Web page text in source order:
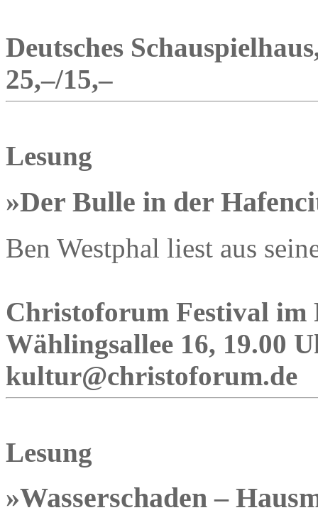
Deutsches
25,–/15,–
Lesung
»Der Bulle in der
Ben Westphal liest aus
Christoforum Festival im
Wählingsallee 16, 19.00
kultur@christoforum.de
Lesung
»Wasserschaden –